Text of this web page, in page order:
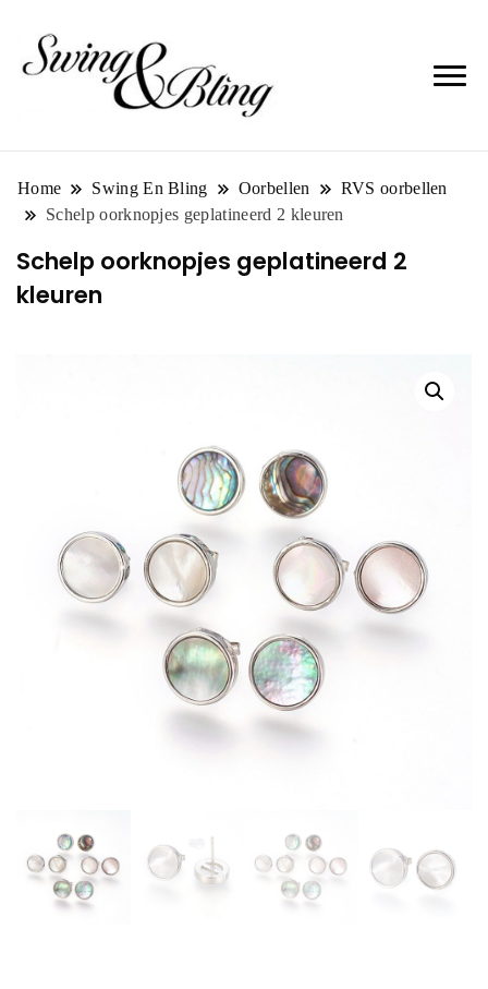
Home Swing En Bling Oorbellen
RVS oorbellen
Schelp oorknopjes geplatineerd 2 kleuren
Schelp oorknopjes geplatineerd 2
kleuren